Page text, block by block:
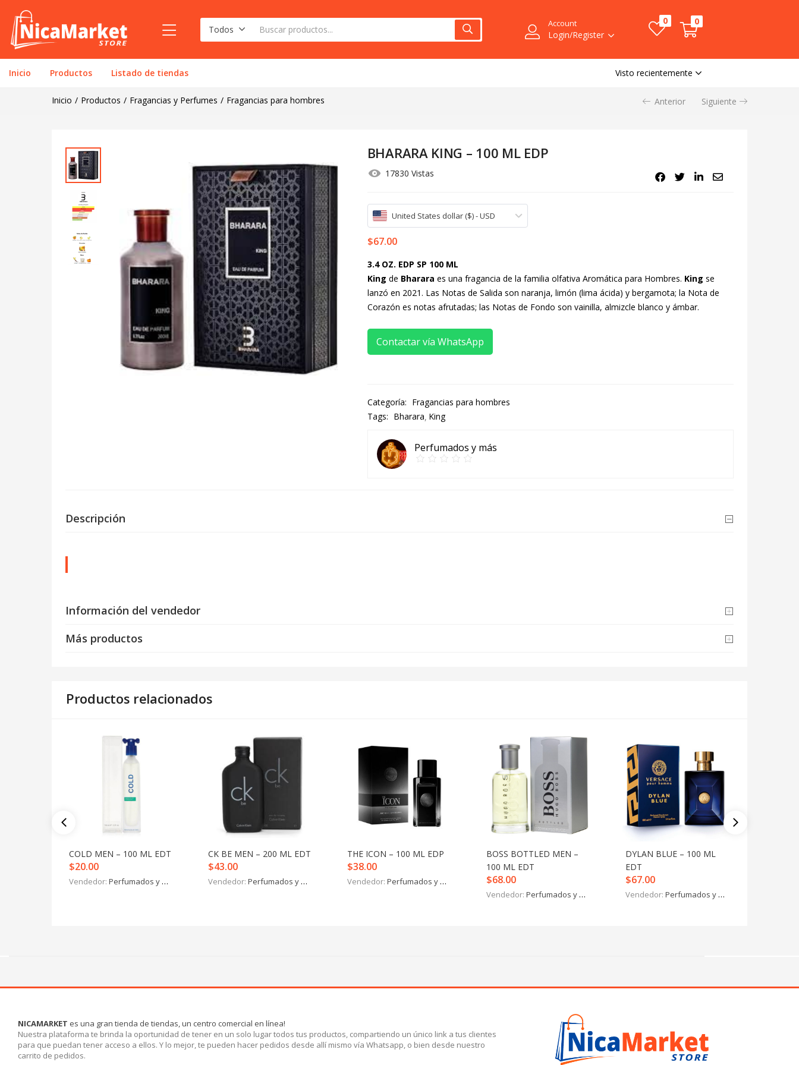
Todos
Account
Login/Register
0 0
Inicio Productos Listado de tiendas Visto recientemente
Inicio Productos Fragancias y Perfumes Fragancias para hombres Anterior Siguiente
BHARARA KING – 100 ML EDP
17830 Vistas
United States dollar ($) - USD
$67.00
3.4 OZ. EDP SP 100 ML
King de Bharara es una fragancia de la familia olfativa Aromática para Hombres. King se
lanzó en 2021. Las Notas de Salida son naranja, limón (lima ácida) y bergamota; la Nota de
Corazón es notas afrutadas; las Notas de Fondo son vainilla, almizcle blanco y ámbar.
Contactar vía WhatsApp
Categoría: Fragancias para hombres
Tags: Bharara King
Perfumados y más
Descripción
Información del vendedor
Más productos
Productos relacionados
COLD MEN – 100 ML EDT
$20.00
Vendedor: Perfumados y más
CK BE MEN – 200 ML EDT
$43.00
Vendedor: Perfumados y más
THE ICON – 100 ML EDP
$38.00
Vendedor: Perfumados y más
BOSS BOTTLED MEN –
100 ML EDT
$68.00
Vendedor: Perfumados y más
DYLAN BLUE – 100 ML
EDT
$67.00
Vendedor: Perfumados y más
NICAMARKET es una gran tienda de tiendas, un centro comercial en línea!
Nuestra plataforma te brinda la oportunidad de tener en un solo lugar todos tus productos, compartiendo un único link a tus clientes
para que puedan tener acceso a ellos. Y lo mejor, te pueden hacer pedidos desde allí mismo vía Whatsapp, o bien desde nuestro
carrito de pedidos.